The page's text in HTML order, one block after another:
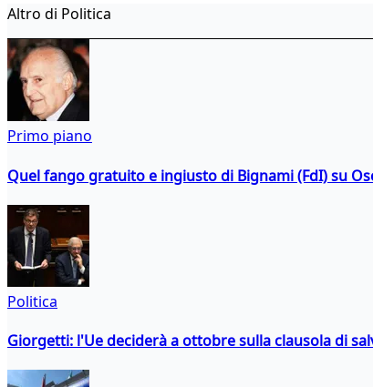
Altro di Politica
Primo piano
Quel fango gratuito e ingiusto di Bignami (FdI) su
Politica
Giorgetti: l'Ue deciderà a ottobre sulla clausola di